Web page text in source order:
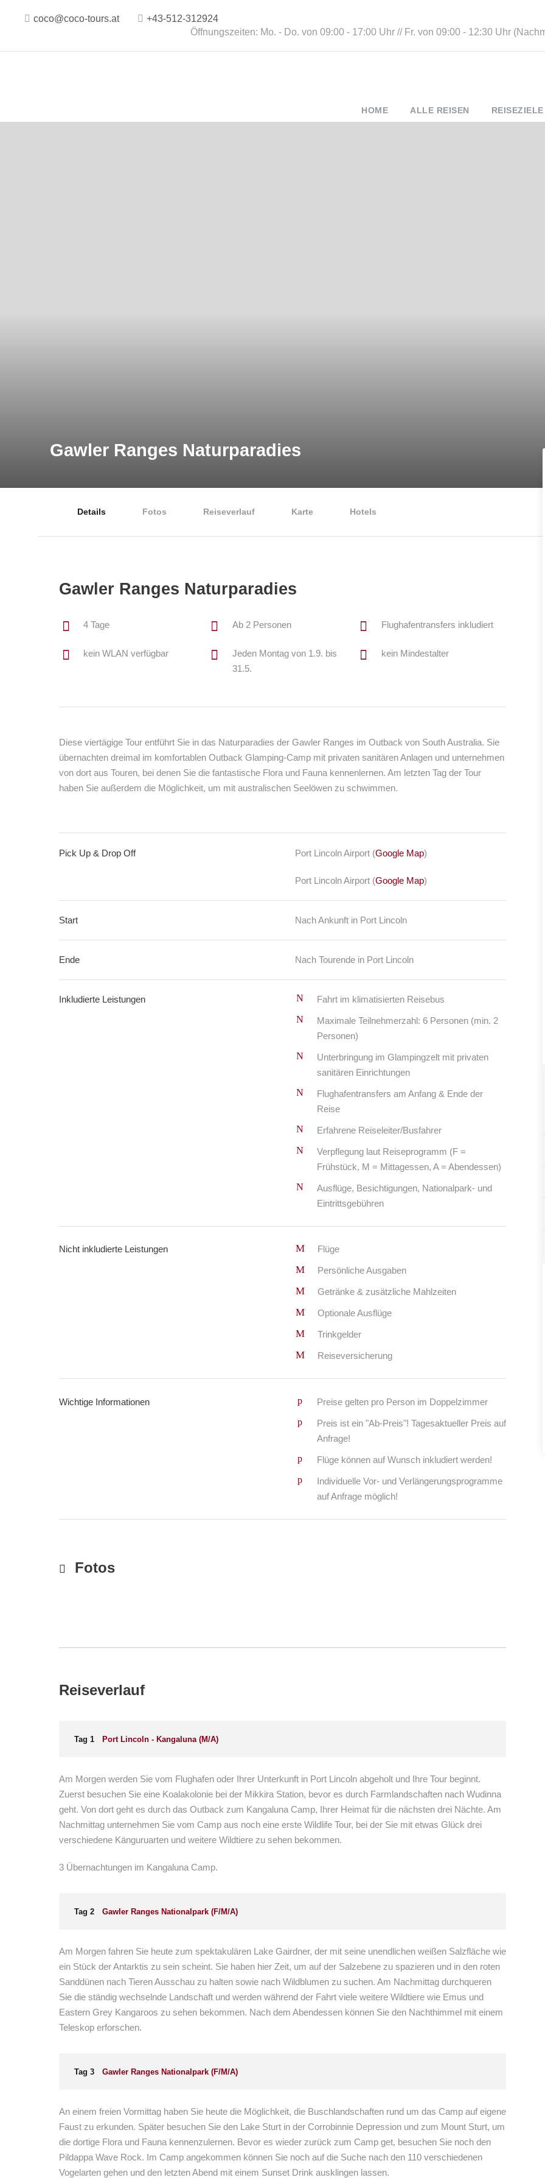
coco@coco-tours.at
+43-512-312924
Öffnungszeiten: Mo. - Do. von 09:00 - 17:00 Uhr // Fr. von 09:00 - 12:30 Uhr
HOME ALLE REISEN REISEZIELE
Gawler Ranges Naturparadies
Details Fotos Reiseverlauf Karte Hotels
Gawler Ranges Naturparadies
4 Tage Ab 2 Personen Flughafentransfers inkludiert
kein WLAN verfügbar
Jeden Montag von 1.9. bis
31.5.
kein Mindestalter
Diese viertägige Tour entführt Sie in das Naturparadies der Gawler Ranges im Outback von South Australia. Sie
übernachten dreimal im komfortablen Outback Glamping-Camp mit privaten sanitären Anlagen und unternehmen
von dort aus Touren, bei denen Sie die fantastische Flora und Fauna kennenlernen. Am letzten Tag der Tour
haben Sie außerdem die Möglichkeit, um mit australischen Seelöwen zu schwimmen.
Pick Up & Drop Off Port Lincoln Airport (Google Map)
Port Lincoln Airport (Google Map)
Start Nach Ankunft in Port Lincoln
Ende Nach Tourende in Port Lincoln
Inkludierte Leistungen Fahrt im klimatisierten Reisebus
Maximale Teilnehmerzahl: 6 Personen (min. 2
Personen)
Unterbringung im Glampingzelt mit privaten
sanitären Einrichtungen
Flughafentransfers am Anfang & Ende der
Reise
Erfahrene Reiseleiter/Busfahrer
Verpflegung laut Reiseprogramm (F =
Frühstück, M = Mittagessen, A = Abendessen)
Ausflüge, Besichtigungen, Nationalpark- und
Eintrittsgebühren
Nicht inkludierte Leistungen Flüge
Persönliche Ausgaben
Getränke & zusätzliche Mahlzeiten
Optionale Ausflüge
Trinkgelder
Reiseversicherung
Wichtige Informationen Preise gelten pro Person im Doppelzimmer
Preis ist ein "Ab-Preis"! Tagesaktueller Preis auf
Anfrage!
Flüge können auf Wunsch inkludiert werden!
Individuelle Vor- und Verlängerungsprogramme
auf Anfrage möglich!
Fotos
Reiseverlauf
Tag 1 Port Lincoln - Kangaluna (M/A)
Am Morgen werden Sie vom Flughafen oder Ihrer Unterkunft in Port Lincoln abgeholt und Ihre Tour beginnt.
Zuerst besuchen Sie eine Koalakolonie bei der Mikkira Station, bevor es durch Farmlandschaften nach Wudinna
geht. Von dort geht es durch das Outback zum Kangaluna Camp, Ihrer Heimat für die nächsten drei Nächte. Am
Nachmittag unternehmen Sie vom Camp aus noch eine erste Wildlife Tour, bei der Sie mit etwas Glück drei
verschiedene Känguruarten und weitere Wildtiere zu sehen bekommen.
3 Übernachtungen im Kangaluna Camp.
Tag 2 Gawler Ranges Nationalpark (F/M/A)
Am Morgen fahren Sie heute zum spektakulären Lake Gairdner, der mit seine unendlichen weißen Salzfläche wie
ein Stück der Antarktis zu sein scheint. Sie haben hier Zeit, um auf der Salzebene zu spazieren und in den roten
Sanddünen nach Tieren Ausschau zu halten sowie nach Wildblumen zu suchen. Am Nachmittag durchqueren
Sie die ständig wechselnde Landschaft und werden während der Fahrt viele weitere Wildtiere wie Emus und
Eastern Grey Kangaroos zu sehen bekommen. Nach dem Abendessen können Sie den Nachthimmel mit einem
Teleskop erforschen.
Tag 3 Gawler Ranges Nationalpark (F/M/A)
An einem freien Vormittag haben Sie heute die Möglichkeit, die Buschlandschaften rund um das Camp auf eigene
Faust zu erkunden. Später besuchen Sie den Lake Sturt in der Corrobinnie Depression und zum Mount Sturt, um
die dortige Flora und Fauna kennenzulernen. Bevor es wieder zurück zum Camp get, besuchen Sie noch den
Pildappa Wave Rock. Im Camp angekommen können Sie noch auf die Suche nach den 110 verschiedenen
Vogelarten gehen und den letzten Abend mit einem Sunset Drink ausklingen lassen.